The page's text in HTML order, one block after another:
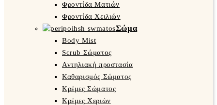
Φροντίδα Ματιών
Φροντίδα Χειλιών
Σώμα
Body Mist
Scrub Σώματος
Αντηλιακή προστασία
Καθαρισμός Σώματος
Κρέμες Σώματος
Κρέμες Χεριών